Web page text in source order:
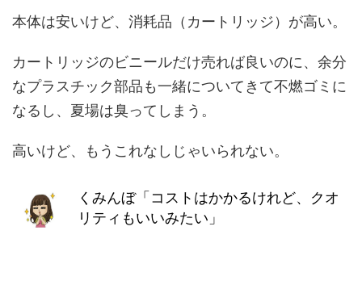
本体は安いけど、消耗品（カートリッジ）が高い。
カートリッジのビニールだけ売れば良いのに、余分
なプラスチック部品も一緒についてきて不燃ゴミに
なるし、夏場は臭ってしまう。
高いけど、もうこれなしじゃいられない。
くみんぼ「コストはかかるけれど、クオ
リティもいいみたい」